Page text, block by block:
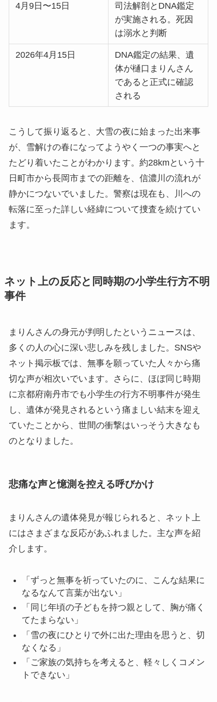
4月9日〜15日
司法解剖とDNA鑑定
が実施される。死因
は溺水と判断
2026年4月15日
DNA鑑定の結果、遺
体が樋口まりんさん
であると正式に確認
される
こうして振り返ると、大雪の夜に始まった出来事
が、雪解けの春になってようやく一つの事実へと
たどり着いたことがわかります。約28kmという十
日町市から長岡市までの距離を、信濃川の流れが
静かにつないでいました。警察は現在も、川への
転落に至った詳しい経緯について捜査を続けてい
ます。
ネット上の反応と同時期の小学生行方不明
事件
まりんさんの身元が判明したというニュースは、
多くの人の心に深い悲しみを残しました。SNSや
ネット掲示板では、無事を願っていた人々から痛
切な声が相次いでいます。さらに、ほぼ同じ時期
に京都府南丹市でも小学生の行方不明事件が発生
し、遺体が発見されるという痛ましい結末を迎え
ていたことから、世間の衝撃はいっそう大きなも
のとなりました。
悲痛な声と憶測を控える呼びかけ
まりんさんの遺体発見が報じられると、ネット上
にはさまざまな反応があふれました。主な声を紹
介します。
「ずっと無事を祈っていたのに、こんな結果に
なるなんて言葉が出ない」
「同じ年頃の子どもを持つ親として、胸が痛く
てたまらない」
「雪の夜にひとりで外に出た理由を思うと、切
なくなる」
「ご家族の気持ちを考えると、軽々しくコメン
トできない」